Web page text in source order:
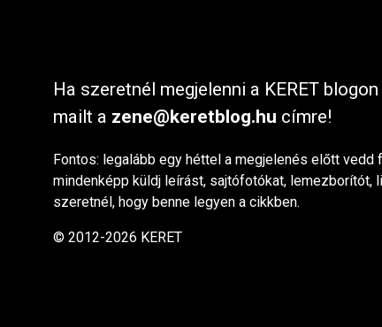
Ha szeretnél megjelenni a KERET
mailt a zene@keretblog.hu címre!
Fontos: legalább egy héttel a megjelenés előtt vedd
mindenképp küldj leírást, sajtófotókat, lemezborítót,
szeretnél, hogy benne legyen a cikkben.
© 2012-2026 KERET